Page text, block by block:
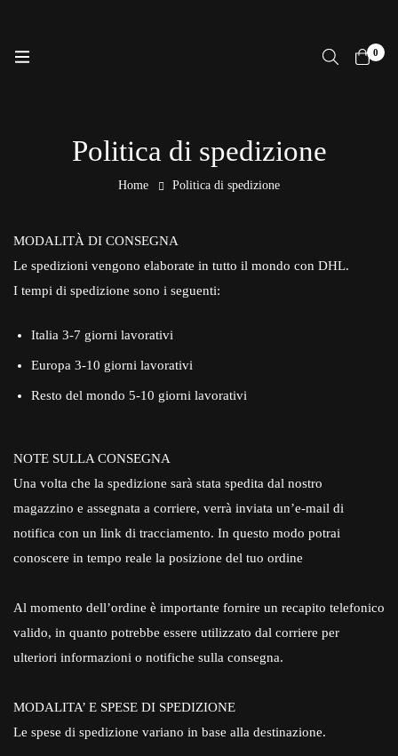
0
Politica di spedizione
Home Politica di spedizione
MODALITÀ DI CONSEGNA
Le spedizioni vengono elaborate in tutto il mondo con DHL.
I tempi di spedizione sono i seguenti:
Italia 3-7 giorni lavorativi
Europa 3-10 giorni lavorativi
Resto del mondo 5-10 giorni lavorativi
NOTE SULLA CONSEGNA
Una volta che la spedizione sarà stata spedita dal nostro
magazzino e assegnata a corriere, verrà inviata un’e-mail di
notifica con un link di tracciamento. In questo modo potrai
conoscere in tempo reale la posizione del tuo ordine
Al momento dell’ordine è importante fornire un recapito telefonico
valido, in quanto potrebbe essere utilizzato dal corriere per
ulteriori informazioni o notifiche sulla consegna.
MODALITA’ E SPESE DI SPEDIZIONE
Le spese di spedizione variano in base alla destinazione.